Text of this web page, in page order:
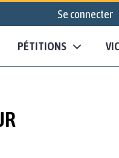
Se connecter
PÉTITIONS